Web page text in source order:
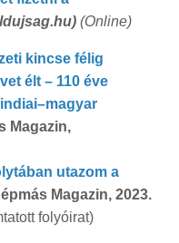
(Online)
kincse félig
élt – 110 éve
Magazin,
utazom a
Magazin, 2023.
folyóirat)